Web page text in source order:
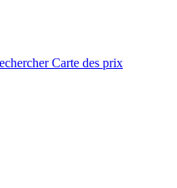
Carte des prix